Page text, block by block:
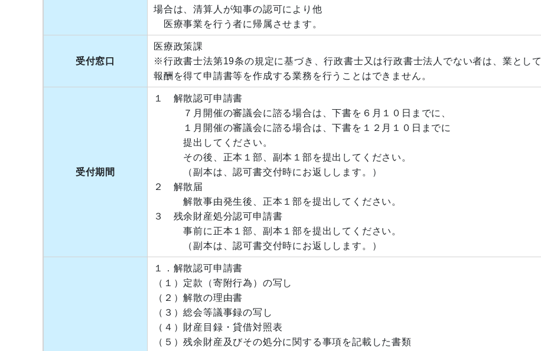
場合は、清算人が知事の認可により他
医療事業を行う者に帰属させます。
受付窓口
医療政策課
※行政書士法第19条の規定に基づき、行政書士又は行政書士法人でない者は、業として
報酬を得て申請書等を作成する業務を行うことはできません。
受付期間
１ 解散認可申請書
７月開催の審議会に諮る場合は、下書を６月１０日までに、
１月開催の審議会に諮る場合は、下書を１２月１０日までに
提出してください。
その後、正本１部、副本１部を提出してください。
（副本は、認可書交付時にお返しします。）
２ 解散届
解散事由発生後、正本１部を提出してください。
３ 残余財産処分認可申請書
事前に正本１部、副本１部を提出してください。
（副本は、認可書交付時にお返しします。）
１．解散認可申請書
（１）定款（寄附行為）の写し
（２）解散の理由書
（３）総会等議事録の写し
（４）財産目録・貸借対照表
（５）残余財産及びその処分に関する事項を記載した書類